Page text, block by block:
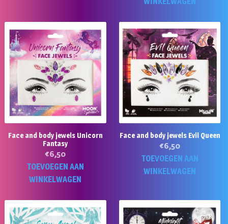
meerdere
variaties.
optie
gekozen
worden
productpagina
Face and body jewels Unicorn
Fantasy
€6,50
TOEVOEGEN AAN
WINKELWAGEN
Face and body jewels Evil Queen
€6,50
TOEVOEGEN AAN
WINKELWAGEN